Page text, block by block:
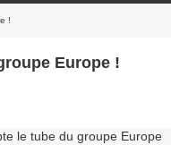
!
Europe !